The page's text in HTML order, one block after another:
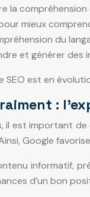
la
pour mieux
du
et générer des
SEO est en
:
est important
Google
informatif,
d’un bon